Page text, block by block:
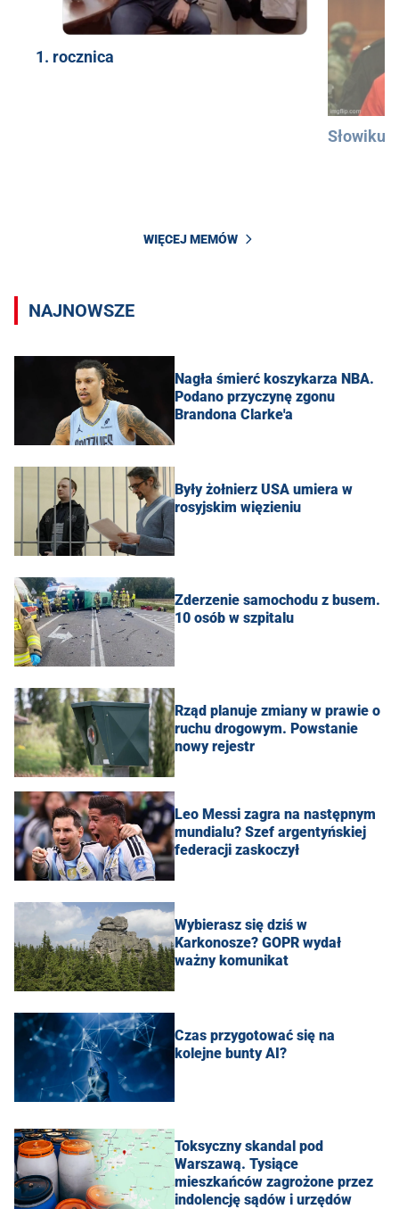
1. rocznica
Słowiku
WIĘCEJ MEMÓW
NAJNOWSZE
Nagła śmierć koszykarza NBA.
Podano przyczynę zgonu
Brandona Clarke'a
Były żołnierz USA umiera w
rosyjskim więzieniu
Zderzenie samochodu z busem.
10 osób w szpitalu
Rząd planuje zmiany w prawie o
ruchu drogowym. Powstanie
nowy rejestr
Leo Messi zagra na następnym
mundialu? Szef argentyńskiej
federacji zaskoczył
Wybierasz się dziś w
Karkonosze? GOPR wydał
ważny komunikat
Czas przygotować się na
kolejne bunty AI?
Toksyczny skandal pod
Warszawą. Tysiące
mieszkańców zagrożone przez
indolencję sądów i urzędów